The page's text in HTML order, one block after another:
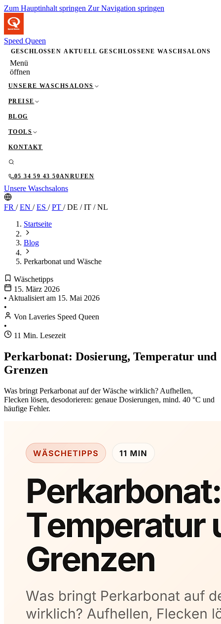
Zum Hauptinhalt springen Zur Navigation springen
Speed Queen
GESCHLOSSEN AKTUELL GESCHLOSSENE WASCHSALONS
Menü
öffnen
UNSERE WASCHSALONS
PREISE
BLOG
TOOLS
KONTAKT
05 34 59 43 50ANRUFEN
Unsere Waschsalons
FR /EN /ES /PT /DE /IT /NL
Startseite
Blog
Perkarbonat und Wäsche
Wäschetipps
15. März 2026
• Aktualisiert am 15. Mai 2026
•
Von Laveries Speed Queen
•
11 Min. Lesezeit
Perkarbonat: Dosierung, Temperatur und
Grenzen
Was bringt Perkarbonat auf der Wäsche wirklich? Aufhellen,
Flecken lösen, desodorieren: genaue Dosierungen, mind. 40 °C und
häufige Fehler.